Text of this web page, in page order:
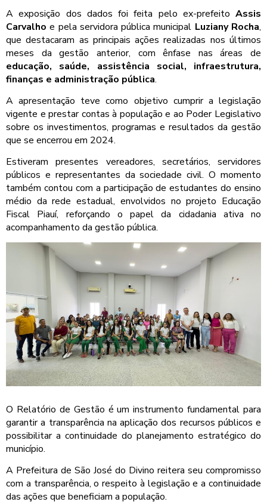
A exposição dos dados foi feita pelo ex-prefeito Assis
Carvalho e pela servidora pública municipal Luziany Rocha,
que destacaram as principais ações realizadas nos últimos
meses da gestão anterior, com ênfase nas áreas de
educação, saúde, assistência social, infraestrutura,
finanças e administração pública.
A apresentação teve como objetivo cumprir a legislação
vigente e prestar contas à população e ao Poder Legislativo
sobre os investimentos, programas e resultados da gestão
que se encerrou em 2024.
Estiveram presentes vereadores, secretários, servidores
públicos e representantes da sociedade civil. O momento
também contou com a participação de estudantes do ensino
médio da rede estadual, envolvidos no projeto Educação
Fiscal Piauí, reforçando o papel da cidadania ativa no
acompanhamento da gestão pública.
O Relatório de Gestão é um instrumento fundamental para
garantir a transparência na aplicação dos recursos públicos e
possibilitar a continuidade do planejamento estratégico do
município.
A Prefeitura de São José do Divino reitera seu compromisso
com a transparência, o respeito à legislação e a continuidade
das ações que beneficiam a população.